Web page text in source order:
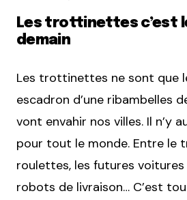
Les trottinettes c’est
demain
Les trottinettes ne sont que
escadron d’une ribambelles
vont envahir nos villes. Il n’y
pour tout le monde. Entre le
roulettes, les futures voitures
robots de livraison… C’est